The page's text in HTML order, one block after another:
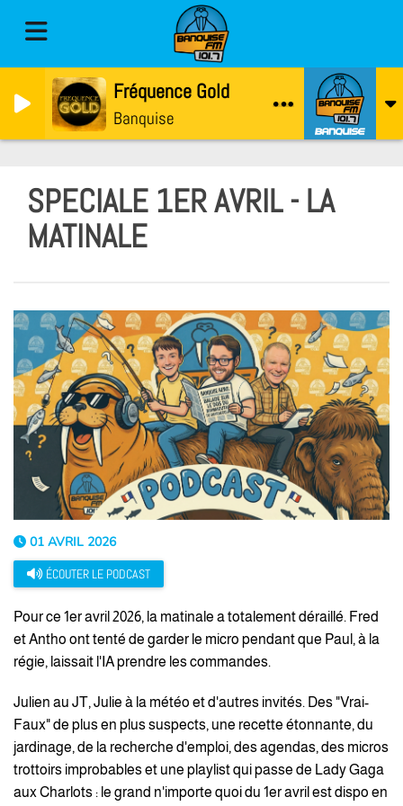
Fréquence Gold
Banquise
SPECIALE 1ER AVRIL - LA
MATINALE
01 AVRIL 2026
ÉCOUTER LE PODCAST
Pour ce 1er avril 2026, la matinale a totalement déraillé. Fred
et Antho ont tenté de garder le micro pendant que Paul, à la
régie, laissait l'IA prendre les commandes.
Julien au JT, Julie à la météo et d'autres invités. Des "Vrai-
Faux" de plus en plus suspects, une recette étonnante, du
jardinage, de la recherche d'emploi, des agendas, des micros
trottoirs improbables et une playlist qui passe de Lady Gaga
aux Charlots : le grand n'importe quoi du 1er avril est dispo en